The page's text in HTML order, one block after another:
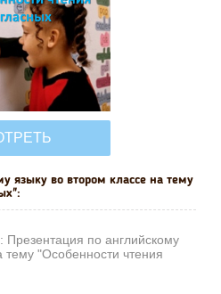
языку во втором классе на тему
Презентация по английскому
тему "Особенности чтения